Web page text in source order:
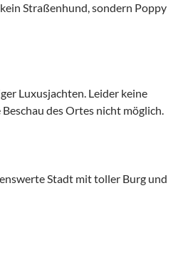
Straßenhund, sondern Poppy
Luxusjachten. Leider keine
des Ortes nicht möglich.
Stadt mit toller Burg und